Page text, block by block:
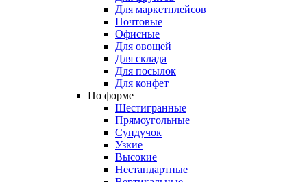
Для маркетплейсов
Почтовые
Офисные
Для овощей
Для склада
Для посылок
Для конфет
По форме
Шестигранные
Прямоугольные
Сундучок
Узкие
Высокие
Нестандартные